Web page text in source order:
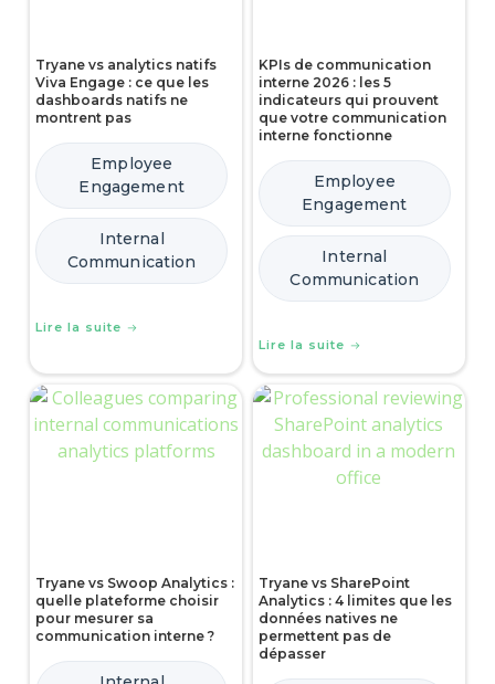
Tryane vs analytics natifs
Viva Engage : ce que les
dashboards natifs ne
montrent pas
Employee
Engagement
Internal
Communication
Lire la suite
KPIs de communication
interne 2026 : les 5
indicateurs qui prouvent
que votre communication
interne fonctionne
Employee
Engagement
Internal
Communication
Lire la suite
Tryane vs Swoop Analytics :
quelle plateforme choisir
pour mesurer sa
communication interne ?
Tryane vs SharePoint
Analytics : 4 limites que les
données natives ne
permettent pas de
dépasser